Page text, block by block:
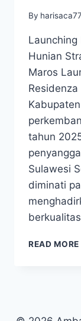
By
Launching
Hunian
Maros
tahun
Sulawesi
diminati
READ MORE